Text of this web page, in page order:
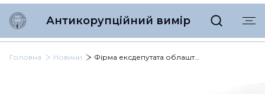
Антикорупційний вимір
Головна Новини Фірма ексдепутата облаштує систему відеонагляду в Біляївській лікарні